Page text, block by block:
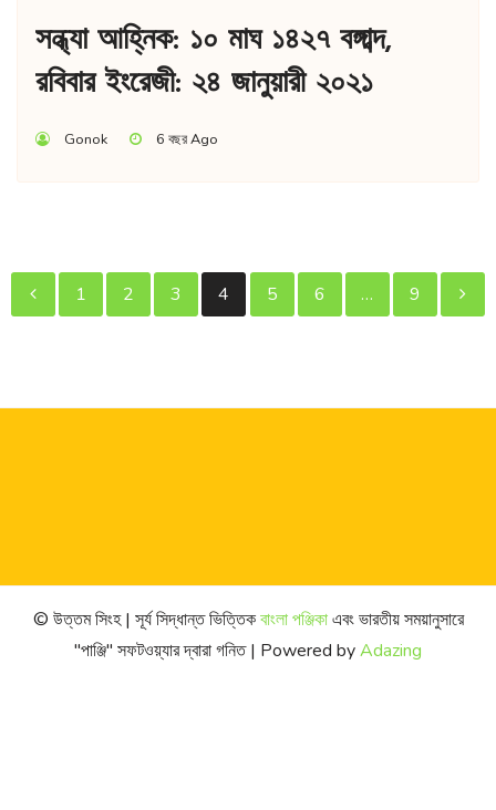
সন্ধ্যা আহ্নিক: ১০ মাঘ ১৪২৭ বঙ্গাব্দ,
রবিবার ইংরেজী: ২৪ জানুয়ারী ২০২১
Gonok 6 বছর Ago
পোস্ট
1 2 3 4 5 6 … 9
© উত্তম সিংহ | সূর্য সিদ্ধান্ত ভিত্তিকবাংলা পঞ্জিকাএবং ভারতীয় সময়ানুসারে
"পাঞ্জি" সফটওয়্যার দ্বারা গনিত | Powered byAdazing